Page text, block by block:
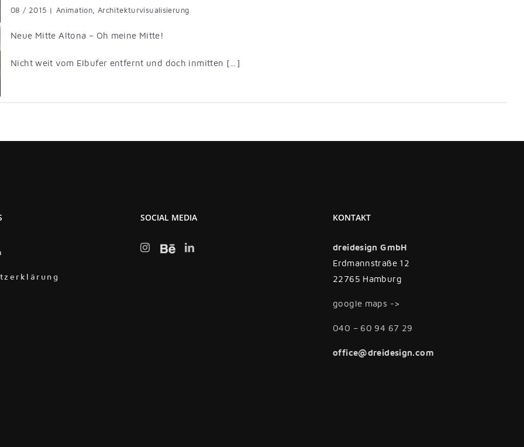
08 / 2015 | Animation, Architekturvisualisierung
Neue Mitte Altona – Oh meine Mitte!
Nicht weit vom Elbufer entfernt und doch inmitten […]
SOCIAL MEDIA KONTAKT
dreidesign GmbH
Erdmannstraße 12
22765 Hamburg
google maps ->
040 – 60 94 67 29
office@dreidesign.com